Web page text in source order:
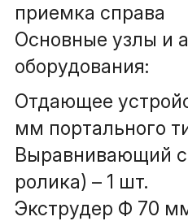
приемка справа
Основные узлы и
оборудования:
Отдающее
мм портального
Выравнивающий
ролика) – 1 шт.
Экструдер Ф 70